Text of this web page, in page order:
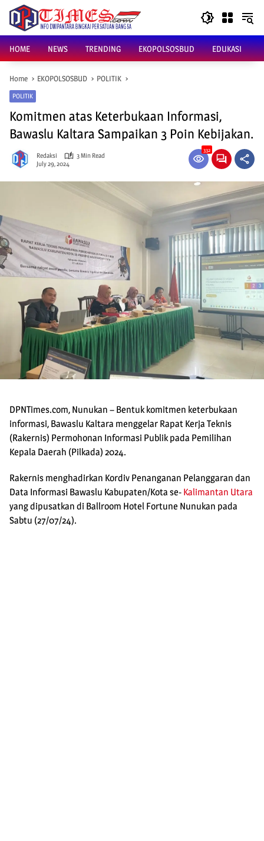
content
HOME
NEWS TRENDING EKOPOLSOSBUD EDUKASI
Home EKOPOLSOSBUD POLITIK
POLITIK
Komitmen atas Keterbukaan Informasi,
Bawaslu Kaltara Sampaikan 3 Poin Kebijakan.
Redaksi
3 Min Read
July 29, 2024
332
DPNTimes.com, Nunukan – Bentuk komitmen keterbukaan
informasi, Bawaslu Kaltara menggelar Rapat Kerja Teknis
(Rakernis) Permohonan Informasi Publik pada Pemilihan
Kepala Daerah (Pilkada) 2024.
Rakernis menghadirkan Kordiv Penanganan Pelanggaran dan
Data Informasi Bawaslu Kabupaten/Kota se- Kalimantan Utara
yang dipusatkan di Ballroom Hotel Fortune Nunukan pada
Sabtu (27/07/24).